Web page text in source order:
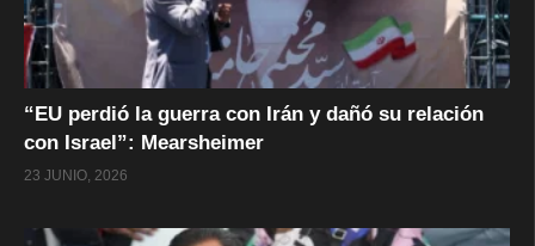
“EU perdió la guerra con Irán y dañó su relación
con Israel”: Mearsheimer
23 JUNIO, 2026